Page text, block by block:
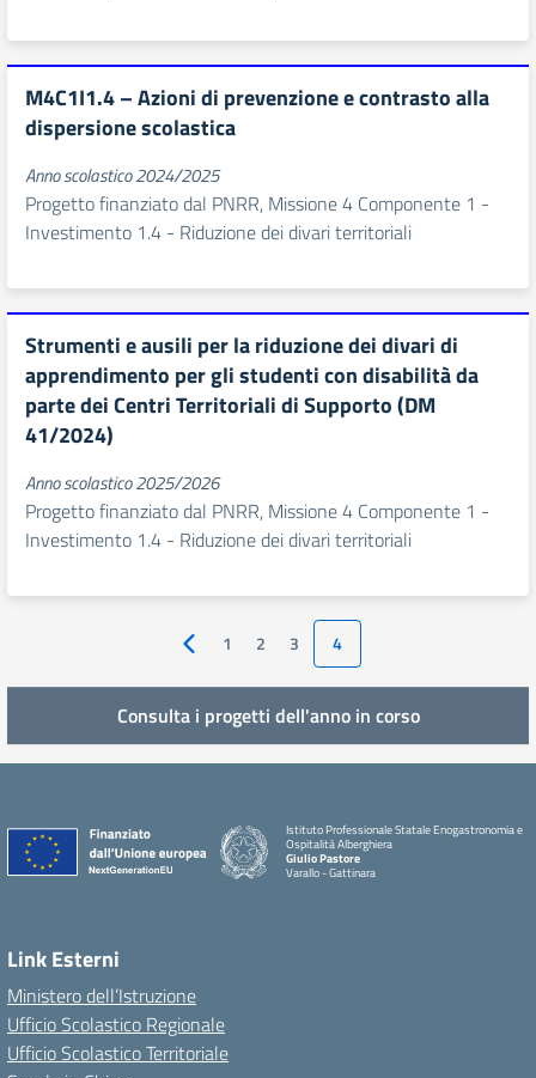
M4C1I1.4 – Azioni di prevenzione e contrasto alla
dispersione scolastica
Anno scolastico 2024/2025
Progetto finanziato dal PNRR, Missione 4 Componente 1 -
Investimento 1.4 - Riduzione dei divari territoriali
Strumenti e ausili per la riduzione dei divari di
apprendimento per gli studenti con disabilità da
parte dei Centri Territoriali di Supporto (DM
41/2024)
Anno scolastico 2025/2026
Progetto finanziato dal PNRR, Missione 4 Componente 1 -
Investimento 1.4 - Riduzione dei divari territoriali
Pagina precedente
1 2 3 4
Consulta i progetti dell'anno in corso
Istituto Professionale Statale Enogastronomia e
Ospitalità Alberghiera
Giulio Pastore
Varallo - Gattinara
Link Esterni
Ministero dell’Istruzione
Ufficio Scolastico Regionale
Ufficio Scolastico Territoriale